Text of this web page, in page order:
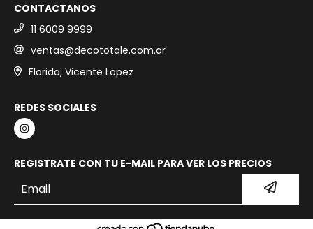
CONTACTANOS
11 6009 9999
ventas@decototale.com.ar
Florida, Vicente Lopez
REDES SOCIALES
REGISTRATE CON TU E-MAIL PARA VER LOS PRECIOS